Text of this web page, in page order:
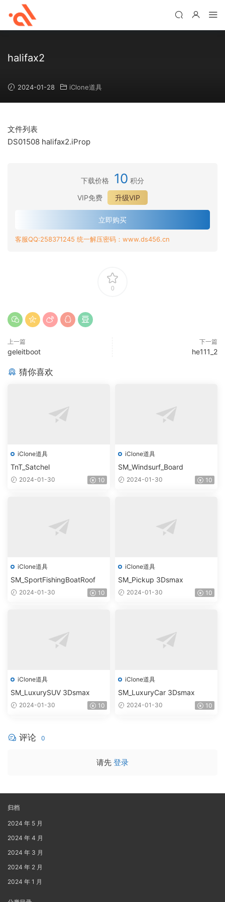
halifax2
2024-01-28 iClone道具
文件列表
DS01508 halifax2.iProp
下载价格 10 积分
VIP免费
升级VIP
立即购买
客服QQ:258371245 统一解压密码：www.ds456.cn
0
上一篇
geleitboot
下一篇
he111_2
猜你喜欢
iClone道具
TnT_Satchel
2024-01-30 10
iClone道具
SM_Windsurf_Board
2024-01-30 10
iClone道具
SM_SportFishingBoatRoof
2024-01-30 10
iClone道具
SM_Pickup 3Dsmax
2024-01-30 10
iClone道具
SM_LuxurySUV 3Dsmax
2024-01-30 10
iClone道具
SM_LuxuryCar 3Dsmax
2024-01-30 10
评论 0
请先 登录
归档
2024 年 5 月
2024 年 4 月
2024 年 3 月
2024 年 2 月
2024 年 1 月